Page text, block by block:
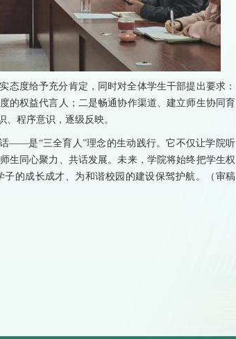
态度给予充分肯定，同时对全体学生干部提出要求：
的权益代言人；二是畅通协作渠道、建立师生协同育
程序意识，逐级反映。
——是“三全育人”理念的生动践行。它不仅让学院听
生同心聚力、共话发展。未来，学院将始终把学生权
的成长成才、为和谐校园的建设保驾护航。（审稿